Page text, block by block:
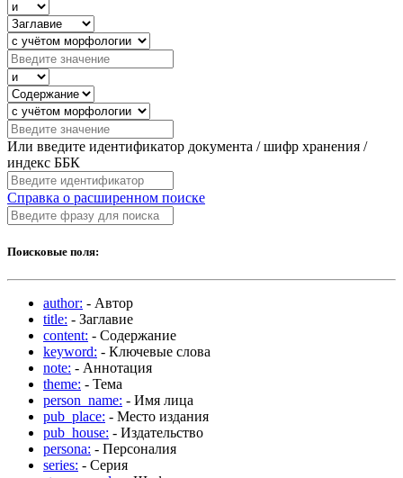
Или введите идентификатор документа / шифр хранения /
индекс ББК
Справка о расширенном поиске
Поисковые поля:
author: - Автор
title: - Заглавие
content: - Содержание
keyword: - Ключевые слова
note: - Аннотация
theme: - Тема
person_name: - Имя лица
pub_place: - Место издания
pub_house: - Издательство
persona: - Персоналия
series: - Серия